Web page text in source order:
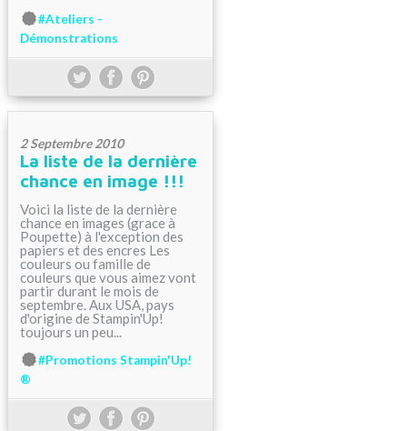
#Ateliers -
Démonstrations
2 Septembre 2010
La liste de la dernière
chance en image !!!
Voici la liste de la dernière
chance en images (grace à
Poupette) à l'exception des
papiers et des encres Les
couleurs ou famille de
couleurs que vous aimez vont
partir durant le mois de
septembre. Aux USA, pays
d'origine de Stampin'Up!
toujours un peu...
#Promotions Stampin'Up!
®